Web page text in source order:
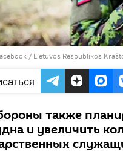
/ Lietuvos Respublikos
также
и увеличить